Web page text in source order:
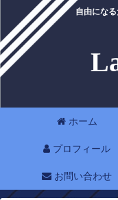
自由にな
ホーム
プロフィール
お問い合わせ